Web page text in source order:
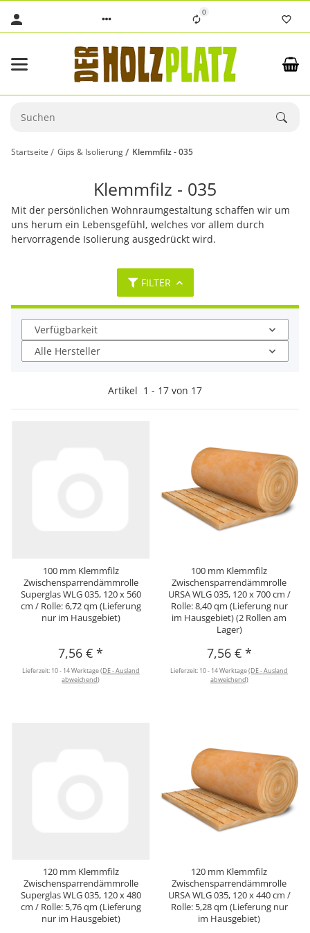
0
Startseite Gips & Isolierung Klemmfilz - 035
Klemmfilz - 035
Mit der persönlichen Wohnraumgestaltung schaffen wir um
uns herum ein Lebensgefühl, welches vor allem durch
hervorragende Isolierung ausgedrückt wird.
FILTER
Verfügbarkeit
Alle Hersteller
Artikel 1 - 17 von 17
100 mm Klemmfilz
Zwischensparrendämmrolle
Superglas WLG 035, 120 x 560
cm / Rolle: 6,72 qm (Lieferung
nur im Hausgebiet)
7,56 €*
Lieferzeit: 10 - 14 Werktage(DE - Ausland
abweichend)
100 mm Klemmfilz
Zwischensparrendämmrolle
URSA WLG 035, 120 x 700 cm /
Rolle: 8,40 qm (Lieferung nur
im Hausgebiet) (2 Rollen am
Lager)
7,56 € *
Lieferzeit: 10 - 14 Werktage(DE - Ausland
abweichend)
120 mm Klemmfilz
Zwischensparrendämmrolle
Superglas WLG 035, 120 x 480
cm / Rolle: 5,76 qm (Lieferung
nur im Hausgebiet)
120 mm Klemmfilz
Zwischensparrendämmrolle
URSA WLG 035, 120 x 440 cm /
Rolle: 5,28 qm (Lieferung nur
im Hausgebiet)